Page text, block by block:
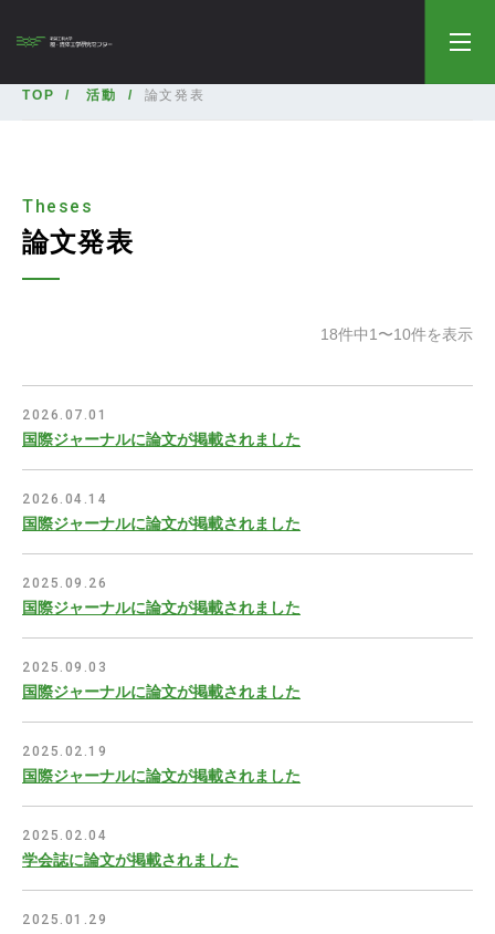
TOP 活動 論文発表
Theses
論文発表
18件中1〜10件を表示
2026.07.01
国際ジャーナルに論文が掲載されました
2026.04.14
国際ジャーナルに論文が掲載されました
2025.09.26
国際ジャーナルに論文が掲載されました
2025.09.03
国際ジャーナルに論文が掲載されました
2025.02.19
国際ジャーナルに論文が掲載されました
2025.02.04
学会誌に論文が掲載されました
2025.01.29